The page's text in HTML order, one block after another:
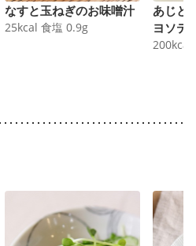
なすと玉ねぎのお味噌汁
25kcal 食塩 0.9g
あじと
ヨソテ
200kcal